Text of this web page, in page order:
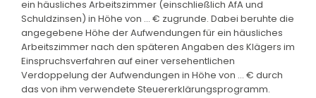
ein häusliches Arbeitszimmer (einschließlich AfA und
Schuldzinsen) in Höhe von ... € zugrunde. Dabei beruhte die
angegebene Höhe der Aufwendungen für ein häusliches
Arbeitszimmer nach den späteren Angaben des Klägers im
Einspruchsverfahren auf einer versehentlichen
Verdoppelung der Aufwendungen in Höhe von ... € durch
das von ihm verwendete Steuererklärungsprogramm.